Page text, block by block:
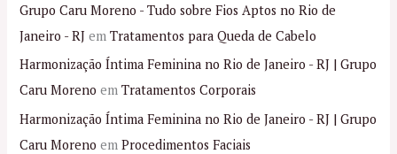
Grupo Caru Moreno - Tudo sobre Fios Aptos no Rio de
Janeiro - RJ emTratamentos para Queda de Cabelo
Harmonização Íntima Feminina no Rio de Janeiro - RJ | Grupo
Caru Moreno emTratamentos Corporais
Harmonização Íntima Feminina no Rio de Janeiro - RJ | Grupo
Caru Moreno emProcedimentos Faciais